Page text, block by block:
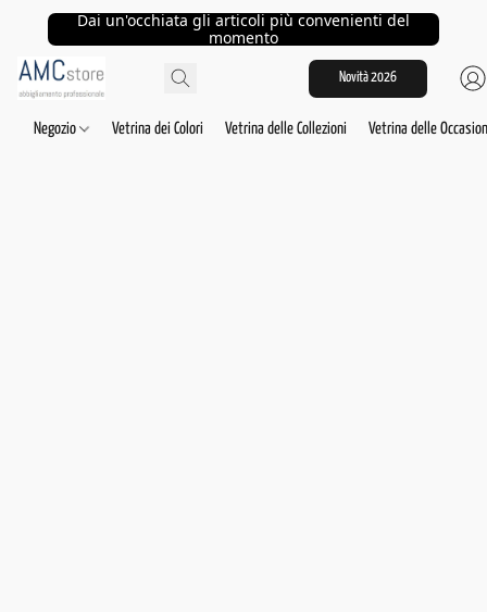
Dai un'occhiata gli articoli più convenienti del
momento
Novità 2026
Negozio Vetrina dei Colori Vetrina delle Collezioni Vetrina delle